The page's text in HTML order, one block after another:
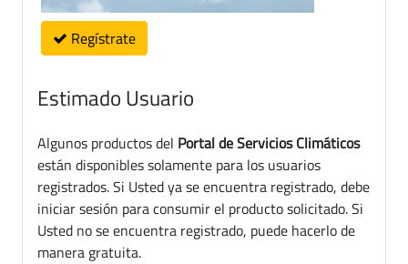
Regístrate
Estimado Usuario
Algunos productos del Portal de Servicios Climáticos
están disponibles solamente para los usuarios
registrados. Si Usted ya se encuentra registrado, debe
iniciar sesión para consumir el producto solicitado. Si
Usted no se encuentra registrado, puede hacerlo de
manera gratuita.